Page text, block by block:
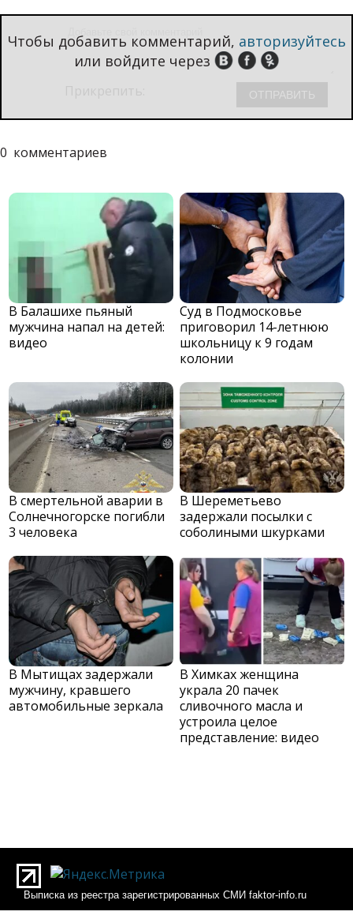
Чтобы добавить комментарий, авторизуйтесь
или войдите через
0 комментариев
В Балашихе пьяный
мужчина напал на детей:
видео
Суд в Подмосковье
приговорил 14-летнюю
школьницу к 9 годам
колонии
В смертельной аварии в
Солнечногорске погибли
3 человека
В Шереметьево
задержали посылки с
соболиными шкурками
В Мытищах задержали
мужчину, кравшего
автомобильные зеркала
В Химках женщина
украла 20 пачек
сливочного масла и
устроила целое
представление: видео
Выписка из реестра зарегистрированных СМИ faktor-info.ru